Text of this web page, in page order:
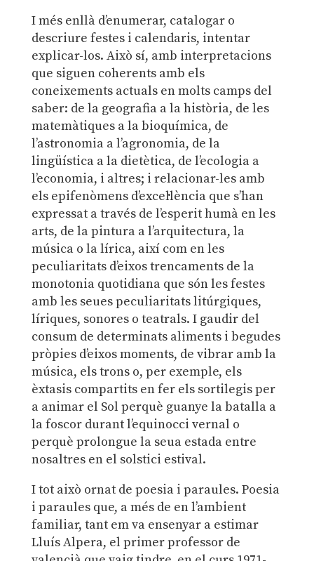
I més enllà d’enumerar, catalogar o
descriure festes i calendaris, intentar
explicar-los. Això sí, amb interpretacions
que siguen coherents amb els
coneixements actuals en molts camps del
saber: de la geografia a la història, de les
matemàtiques a la bioquímica, de
l’astronomia a l’agronomia, de la
lingüística a la dietètica, de l’ecologia a
l’economia, i altres; i relacionar-les amb
els epifenòmens d’excel·lència que s’han
expressat a través de l’esperit humà en les
arts, de la pintura a l’arquitectura, la
música o la lírica, així com en les
peculiaritats d’eixos trencaments de la
monotonia quotidiana que són les festes
amb les seues peculiaritats litúrgiques,
líriques, sonores o teatrals. I gaudir del
consum de determinats aliments i begudes
pròpies d’eixos moments, de vibrar amb la
música, els trons o, per exemple, els
èxtasis compartits en fer els sortilegis per
a animar el Sol perquè guanye la batalla a
la foscor durant l’equinocci vernal o
perquè prolongue la seua estada entre
nosaltres en el solstici estival.
I tot això ornat de poesia i paraules. Poesia
i paraules que, a més de en l’ambient
familiar, tant em va ensenyar a estimar
Lluís Alpera, el primer professor de